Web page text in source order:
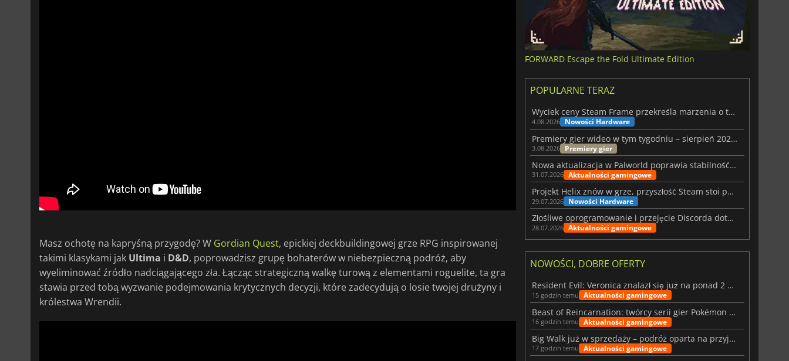
Masz ochotę na kapryśną przygodę? W Gordian Quest, epickiej deckbuildingowej grze RPG inspirowanej
takimi klasykami jak Ultima i D&D, poprowadzisz grupę bohaterów w niebezpieczną podróż, aby
wyeliminować źródło nadciągającego zła. Łącząc strategiczną walkę turową z elementami roguelite, ta gra
stawia przed tobą wyzwanie podejmowania krytycznych decyzji, które zadecydują o losie twojej drużyny i
królestwa Wrendii.
FORWARD Escape the Fold Ultimate Edition
POPULARNE TERAZ
Wyciek ceny Steam Frame przekreśla marzenia o tanim zestawie VR
4.08.2026 Nowości Hardware
Premiery gier wideo w tym tygodniu – sierpień 2026 r. (32. tydzień)
3.08.2026 Premiery gier
Nowa aktualizacja w Palworld poprawia stabilność Sunreach i walk z bossami
31.07.2026 Aktualności gamingowe
Projekt Helix znów w grze, przyszłość Steam stoi pod znakiem zapytania
29.07.2026 Nowości Hardware
Złośliwe oprogramowanie i przejęcie Discorda dotknęły Meccha Chameleon
28.07.2026 Aktualności gamingowe
NOWOŚCI, DOBRE OFERTY
Resident Evil: Veronica znalazł się już na ponad 2 milionach list życzeń
15 godzin temu Aktualności gamingowe
Beast of Reincarnation: twórcy serii gier Pokémon wkraczają na nową ścieżkę
16 godzin temu Aktualności gamingowe
Big Walk już w sprzedaży – podróż oparta na przyjaźni
17 godzin temu Aktualności gamingowe